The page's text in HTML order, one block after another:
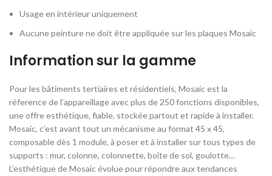
Usage en intérieur uniquement
Aucune peinture ne doit être appliquée sur les plaques Mosaic
Information sur la gamme
Pour les bâtiments tertiaires et résidentiels, Mosaic est la
réference de l’appareillage avec plus de 250 fonctions disponibles,
une offre esthétique, fiable, stockée partout et rapide à installer.
Mosaic, c’est avant tout un mécanisme au format 45 x 45,
composable dès 1 module, à poser et à installer sur tous types de
supports : mur, colonne, colonnette, boîte de sol, goulotte…
L’esthétique de Mosaic évolue pour répondre aux tendances